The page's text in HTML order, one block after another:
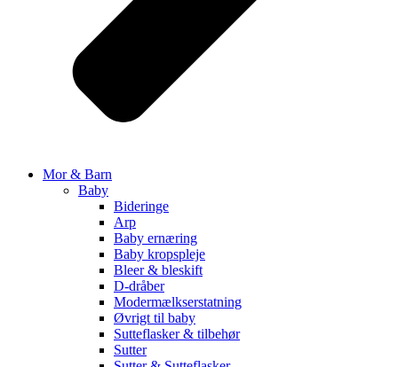
Mor & Barn
Baby
Bideringe
Arp
Baby ernæring
Baby kropspleje
Bleer & bleskift
D-dråber
Modermælkserstatning
Øvrigt til baby
Sutteflasker & tilbehør
Sutter